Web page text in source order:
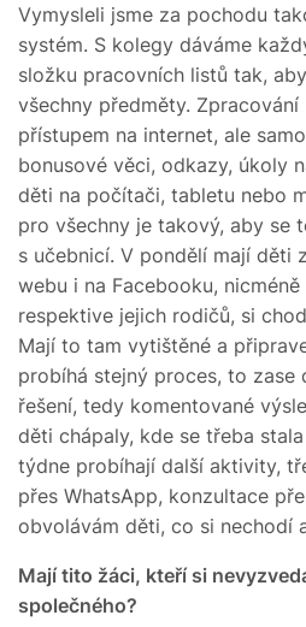
Vymysleli jsme za pochodu
systém. S kolegy dáváme
složku pracovních listů tak,
všechny předměty.
přístupem na internet, ale
bonusové věci, odkazy, úkoly
děti na počítači, tabletu nebo
pro všechny je takový, aby se
s učebnicí. V pondělí mají děti
webu i na Facebooku,
respektive jejich rodičů, si
Mají to tam vytištěné a
probíhá stejný proces, to zase
řešení, tedy komentované
děti chápaly, kde se třeba
týdne probíhají další aktivity,
přes WhatsApp, konzultace
obvolávám děti, co si nechodí
Mají tito žáci, kteří si
společného?